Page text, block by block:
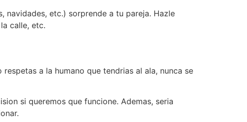
navidades, etc.) sorprende a tu pareja. Hazle
calle, etc.
a la humano que tendri­as al ala, nunca se
si queremos que funcione. Ademas, seri­a